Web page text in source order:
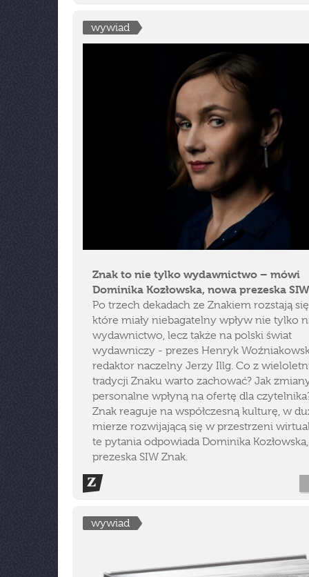
wywiad
Znak to nie tylko wydawnictwo – mówi
Dominika Kozłowska, nowa prezeska
Po trzech dekadach ze Znakiem rozstają
które miały niebagatelny wpływ nie tylko
wydawnictwo, lecz także na polski świat
wydawniczy - prezes Henryk
redaktor naczelny Jerzy Illg. Co z
tradycji Znaku warto zachować? Jak
personalne wpłyną na ofertę dla
Znak reaguje na współczesną kulturę, w
mierze rozwijającą się w przestrzeni
te pytania odpowiada Dominika
prezeska SIW Znak.
wywiad